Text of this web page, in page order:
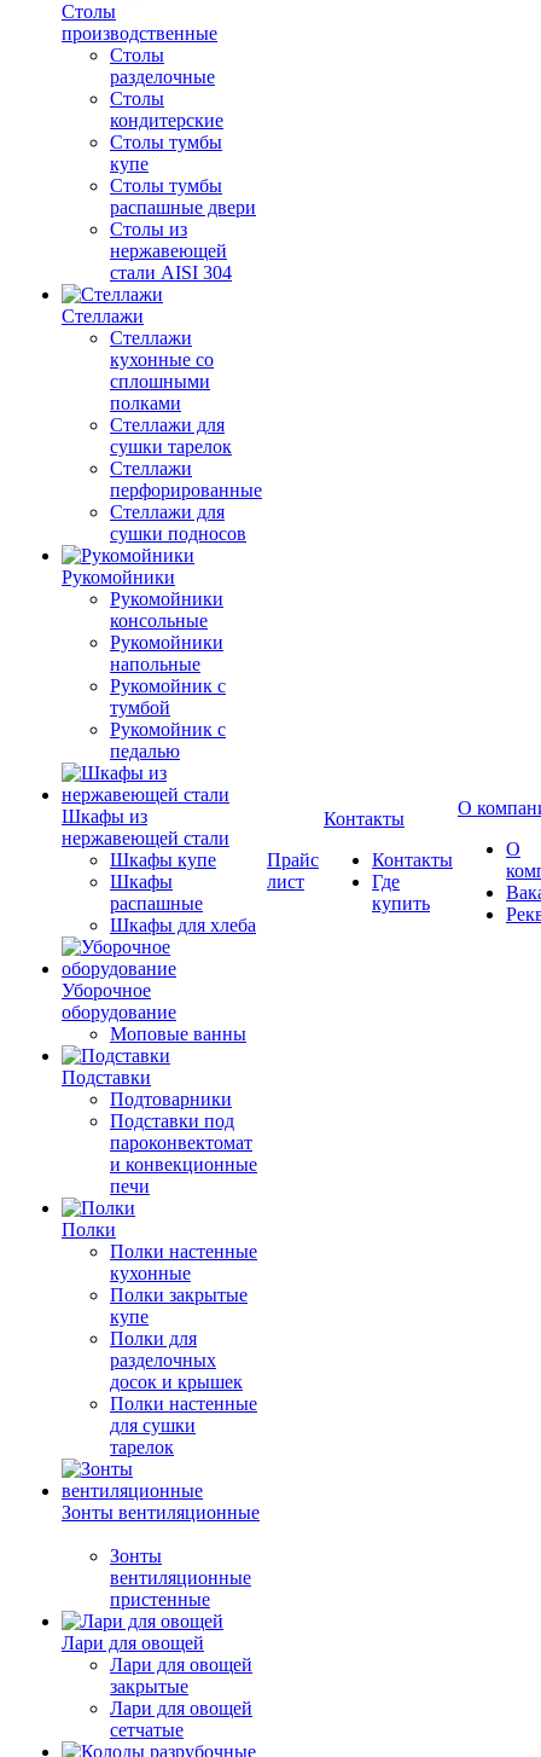
Столы
производственные
Столы
разделочные
Столы
кондитерские
Столы тумбы
купе
Столы тумбы
распашные двери
Столы из
нержавеющей
стали AISI 304
Стеллажи
Стеллажи
кухонные со
сплошными
полками
Стеллажи для
сушки тарелок
Стеллажи
перфорированные
Стеллажи для
сушки подносов
Рукомойники
Рукомойники
консольные
Рукомойники
напольные
Рукомойник с
тумбой
Рукомойник с
педалью
Шкафы из
нержавеющей стали
Шкафы купе
Шкафы
распашные
Шкафы для хлеба
Уборочное
оборудование
Моповые ванны
Подставки
Подтоварники
Подставки под
пароконвектомат
и конвекционные
печи
Полки
Полки настенные
кухонные
Полки закрытые
купе
Полки для
разделочных
досок и крышек
Полки настенные
для сушки
тарелок
Зонты вентиляционные
Зонты
вентиляционные
пристенные
Лари для овощей
Лари для овощей
закрытые
Лари для овощей
сетчатые
Прайс
лист
Контакты
Контакты
Где
купить
О
О